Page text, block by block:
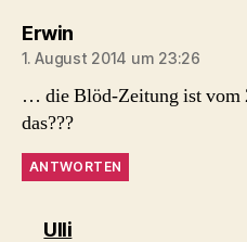
Erwinsagt:
1. August 2014 um 23:26
… die Blöd-Zeitung ist vom
das???
ANTWORTEN
Ullisagt: